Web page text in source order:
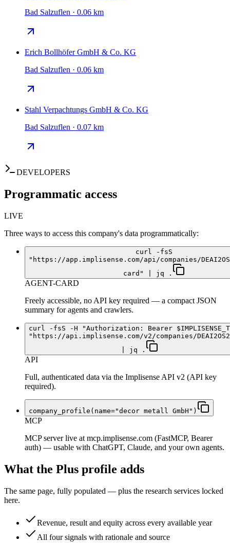
Bad Salzuflen · 0.06 km
Erich Bollhöfer GmbH & Co. KG
Bad Salzuflen · 0.06 km
Stahl Verpachtungs GmbH & Co. KG
Bad Salzuflen · 0.07 km
DEVELOPERS
Programmatic access
LIVE
Three ways to access this company's data programmatically:
curl -fsS
"https://app.implisense.com/api/companies/
card" | jq .
AGENT-CARD
Freely accessible, no API key required — a compact JSON
summary for agents and crawlers.
curl -fsS -H "Authorization: Bearer
"https://api.implisense.com/v2/companies/
| jq .
API
Full, authenticated data via the Implisense API v2 (API key
required).
company_profile(name="decor metall GmbH")
MCP
MCP server live at mcp.implisense.com (FastMCP, Bearer
auth) — usable with ChatGPT, Claude, and your own agents.
What the Plus profile adds
The same page, fully populated — plus the research services locked
here.
Revenue, result and equity across every available year
All four signals with rationale and source